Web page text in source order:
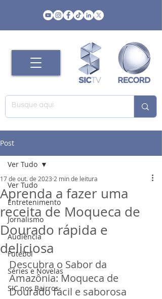
Post
Ver Tudo
Entretenimento
Jornalismo
Audiência
Futebol
Séries e Novelas
SIC nos Bairros
Ver Tudo
Aprenda a fazer uma
receita de Moqueca de
Dourado rápida e
deliciosa
17 de out. de 2023 2 min de leitura
Descubra o Sabor da
Amazônia: Moqueca de
Dourado fácil e saborosa